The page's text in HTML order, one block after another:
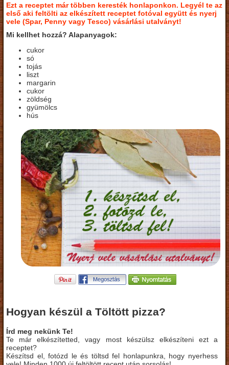
Ezt a receptet már többen keresték honlaponkon. Legyél te az
első aki feltölti az elkészített receptet fotóval együtt és nyerj
vele (Spar, Penny vagy Tesco) vásárlási utalványt!
Mi kellhet hozzá? Alapanyagok:
cukor
só
tojás
liszt
margarin
cukor
zöldség
gyümölcs
hús
Hogyan készül a Töltött pizza?
Írd meg nekünk Te!
Te már elkészítetted, vagy most készülsz elkészíteni ezt a
receptet?
Készítsd el, fotózd le és töltsd fel honlapunkra, hogy nyerhess